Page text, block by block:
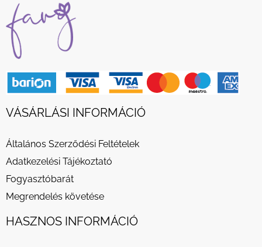
VÁSÁRLÁSI INFORMÁCIÓ
Általános Szerződési Feltételek
Adatkezelési Tájékoztató
Fogyasztóbarát
Megrendelés követése
HASZNOS INFORMÁCIÓ